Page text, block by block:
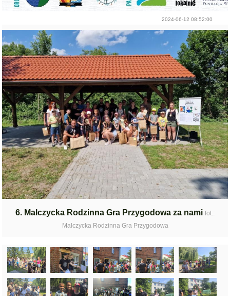
2024-06-12 08:52:00
6. Malczycka Rodzinna Gra Przygodowa za nami fot.:
Malczycka Rodzinna Gra Przygodowa